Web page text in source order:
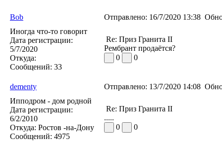
Bob Отправлено: 16/7/2020 13:38
Иногда что-то говорит
Дата регистрации:
5/7/2020
Откуда:
Сообщений: 33
Re: Приз Гранита II
Рембрант продаётся?
0
0
dementy Отправлено: 13/7/2020 14:08
Ипподром - дом родной
Дата регистрации:
6/2/2010
Откуда: Ростов -на-Дону
Сообщений: 4975
Re: Приз Гранита II
.....
0
0